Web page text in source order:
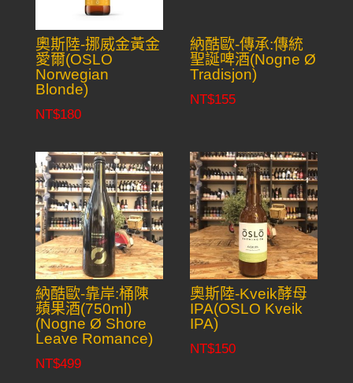
奧斯陸-挪威金黃金
愛爾(OSLO
Norwegian
Blonde)
NT$180
納酷歐-傳承:傳統
聖誕啤酒(Nogne Ø
Tradisjon)
NT$155
納酷歐-靠岸:桶陳
蘋果酒(750ml)
(Nogne Ø Shore
Leave Romance)
NT$499
奧斯陸-Kveik酵母
IPA(OSLO Kveik
IPA)
NT$150